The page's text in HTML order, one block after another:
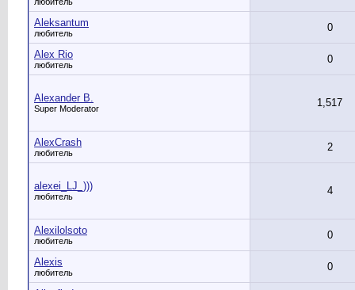
Aleksantum
любитель 0
Alex Rio
любитель 0
Alexander B.
Super Moderator 1,517
AlexCrash
любитель 2
alexei_LJ_)))
любитель 4
Alexilolsoto
любитель 0
Alexis
любитель 0